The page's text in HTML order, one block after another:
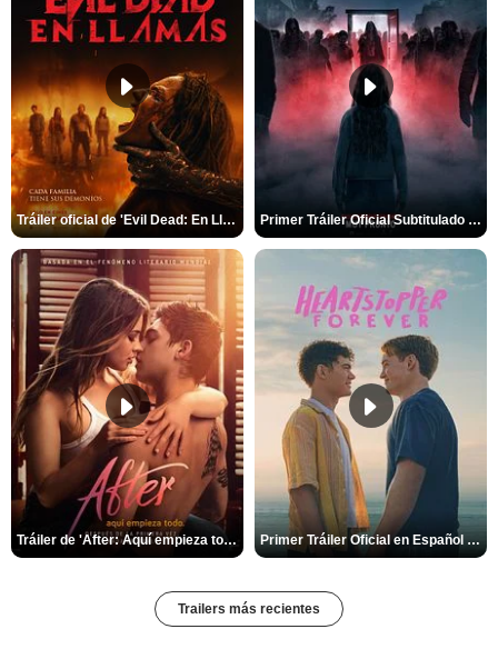
Tráiler oficial de 'Evil Dead: En Llamas' Primer Tráiler Oficial Subtitulado de 'La Noche Del Demonio: Están Entre Nosotros'
Tráiler de 'After: Aquí empieza todo' Primer Tráiler Oficial en Español de 'Heartstopper Forever'
Trailers más recientes